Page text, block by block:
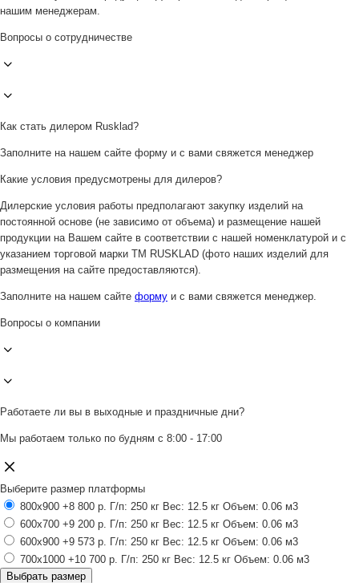
нашим менеджерам.
Вопросы о сотрудничестве
Как стать дилером Rusklad?
Заполните на нашем сайте форму и с вами свяжется менеджер
Какие условия предусмотрены для дилеров?
Дилерские условия работы предполагают закупку изделий на
постоянной основе (не зависимо от объема) и размещение нашей
продукции на Вашем сайте в соответствии с нашей номенклатурой и с
указанием торговой марки ТМ RUSKLAD (фото наших изделий для
размещения на сайте предоставляются).
Заполните на нашем сайте форму и с вами свяжется менеджер.
Вопросы о компании
Работаете ли вы в выходные и праздничные дни?
Мы работаем только по будням с 8:00 - 17:00
Выберите размер платформы
800x900 +8 800 р. Г/п: 250 кг Вес: 12.5 кг Объем: 0.06 м3
600x700 +9 200 р. Г/п: 250 кг Вес: 12.5 кг Объем: 0.06 м3
600x900 +9 573 р. Г/п: 250 кг Вес: 12.5 кг Объем: 0.06 м3
700x1000 +10 700 р. Г/п: 250 кг Вес: 12.5 кг Объем: 0.06 м3
Выбрать размер